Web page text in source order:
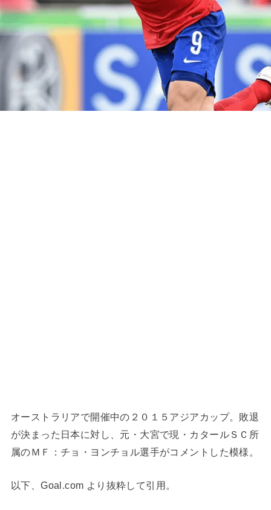
オーストラリアで開催中の２０１５アジアカップ。敗退
が決まった日本に対し、元・大宮で現・カタールＳＣ所
属のＭＦ：チョ・ヨンチョル選手がコメントした模様。
以下、Goal.com より抜粋して引用。